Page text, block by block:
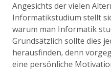
Angesichts der vielen
Informatikstudium stellt
warum man Informatik
Grundsätzlich sollte dies
herausfinden, denn
eine persönliche